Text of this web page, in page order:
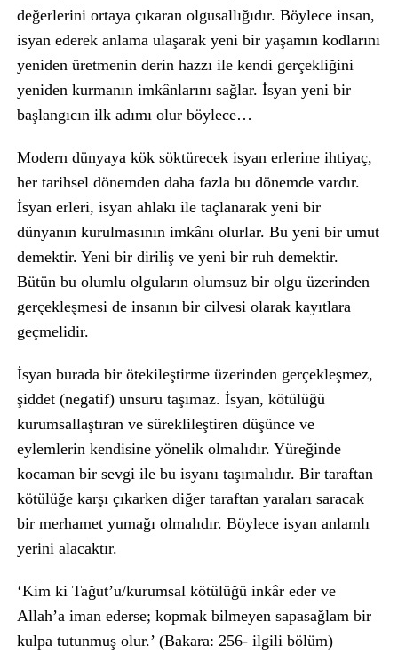
değerlerini ortaya çıkaran olgusallığıdır. Böylece insan,
isyan ederek anlama ulaşarak yeni bir yaşamın kodlarını
yeniden üretmenin derin hazzı ile kendi gerçekliğini
yeniden kurmanın imkânlarını sağlar. İsyan yeni bir
başlangıcın ilk adımı olur böylece…
Modern dünyaya kök söktürecek isyan erlerine ihtiyaç,
her tarihsel dönemden daha fazla bu dönemde vardır.
İsyan erleri, isyan ahlakı ile taçlanarak yeni bir
dünyanın kurulmasının imkânı olurlar. Bu yeni bir umut
demektir. Yeni bir diriliş ve yeni bir ruh demektir.
Bütün bu olumlu olguların olumsuz bir olgu üzerinden
gerçekleşmesi de insanın bir cilvesi olarak kayıtlara
geçmelidir.
İsyan burada bir ötekileştirme üzerinden gerçekleşmez,
şiddet (negatif) unsuru taşımaz. İsyan, kötülüğü
kurumsallaştıran ve süreklileştiren düşünce ve
eylemlerin kendisine yönelik olmalıdır. Yüreğinde
kocaman bir sevgi ile bu isyanı taşımalıdır. Bir taraftan
kötülüğe karşı çıkarken diğer taraftan yaraları saracak
bir merhamet yumağı olmalıdır. Böylece isyan anlamlı
yerini alacaktır.
‘Kim ki Tağut’u/kurumsal kötülüğü inkâr eder ve
Allah’a iman ederse; kopmak bilmeyen sapasağlam bir
kulpa tutunmuş olur.’ (Bakara: 256- ilgili bölüm)